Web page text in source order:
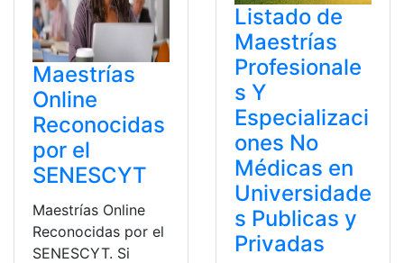
Maestrías
Online
Reconocidas
por el
SENESCYT
Maestrías Online
Reconocidas por el
SENESCYT. Si
Listado de
Maestrías
Profesionale
s Y
Especializaci
ones No
Médicas en
Universidade
s Publicas y
Privadas